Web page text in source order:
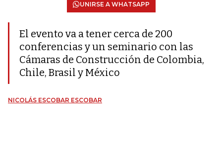
UNIRSE A WHATSAPP
El evento va a tener cerca de 200
conferencias y un seminario con las
Cámaras de Construcción de Colombia,
Chile, Brasil y México
NICOLÁS ESCOBAR ESCOBAR